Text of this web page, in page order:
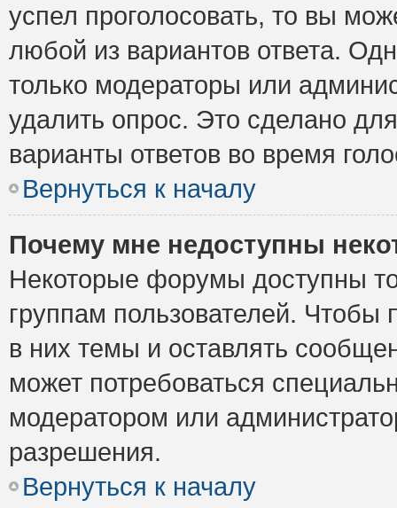
успел проголосовать, то вы
любой из вариантов ответа.
только модераторы или
удалить опрос. Это сделано
варианты ответов во время
Вернуться к началу
Почему мне недоступны
Некоторые форумы доступны
группам пользователей. Чтобы
в них темы и оставлять
может потребоваться
модератором или
разрешения.
Вернуться к началу